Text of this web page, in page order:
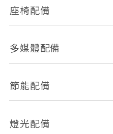
恆溫空調
前座正面氣囊
ABS防鎖死
車道偏離警示
自動停車系統
倒車雷達
座椅配備
皮椅
多媒體配備
外部音源接入
節能配備
引擎啟閉系統
燈光配備